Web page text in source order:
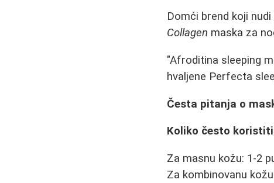
Domći brend koji
Collagen maska za
"Afroditina sleeping
hvaljene Perfecta
Česta pitanja o
Koliko često
Za masnu kožu: 1-2
Za kombinovanu